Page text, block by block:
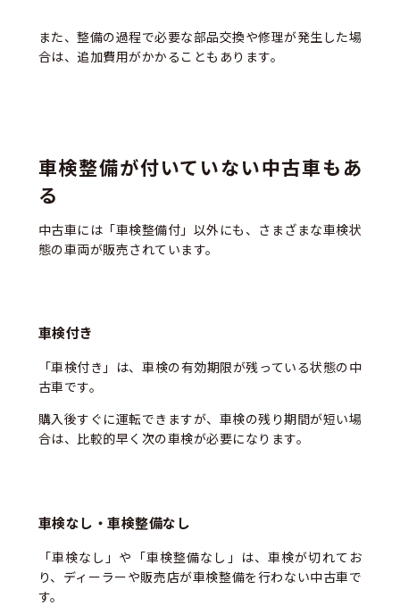
また、整備の過程で必要な部品交換や修理が発生した場
合は、追加費用がかかることもあります。
車検整備が付いていない中古車もあ
る
中古車には「車検整備付」以外にも、さまざまな車検状
態の車両が販売されています。
車検付き
「車検付き」は、車検の有効期限が残っている状態の中
古車です。
購入後すぐに運転できますが、車検の残り期間が短い場
合は、比較的早く次の車検が必要になります。
車検なし・車検整備なし
「車検なし」や「車検整備なし」は、車検が切れてお
り、ディーラーや販売店が車検整備を行わない中古車で
す。